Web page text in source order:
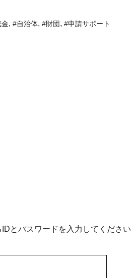
, #自治体, #財団, #申請サポート
IDとパスワードを入力してください